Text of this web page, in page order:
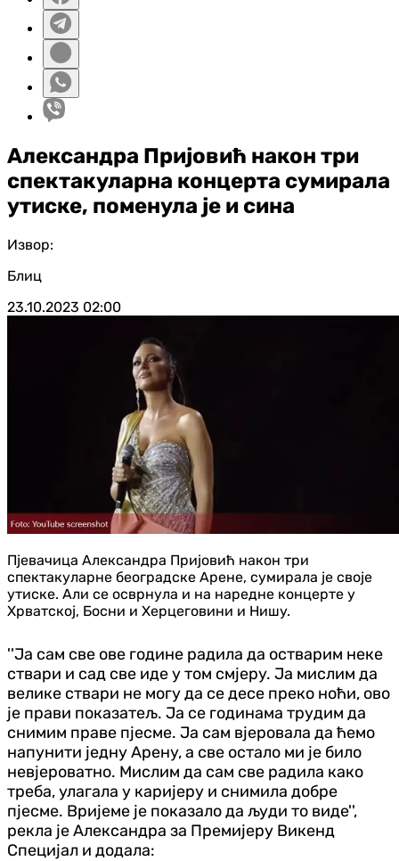
Александра Пријовић након три
спектакуларна концерта сумирала
утиске, поменула је и сина
Извор:
Блиц
23.10.2023 02:00
Пјевачица Александра Пријовић након три
спектакуларне београдске Арене, сумирала је своје
утиске. Али се осврнула и на наредне концерте у
Хрватској, Босни и Херцеговини и Нишу.
''Ја сам све ове године радила да остварим неке
ствари и сад све иде у том смјеру. Ја мислим да
велике ствари не могу да се десе преко ноћи, ово
је прави показатељ. Ја се годинама трудим да
снимим праве пјесме. Ја сам вјеровала да ћемо
напунити једну Арену, а све остало ми је било
невјероватно. Мислим да сам све радила како
треба, улагала у каријеру и снимила добре
пјесме. Вријеме је показало да људи то виде'',
рекла је Александра за Премијеру Викенд
Специјал и додала: